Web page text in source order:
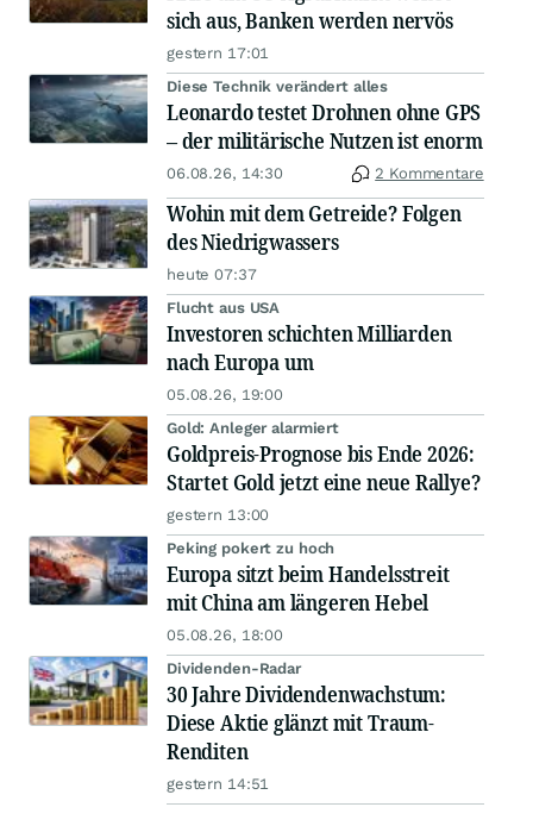
sich aus, Banken werden nervös
gestern 17:01
Diese Technik verändert alles
Leonardo testet Drohnen ohne GPS
– der militärische Nutzen ist enorm
06.08.26, 14:30 2 Kommentare
Wohin mit dem Getreide? Folgen
des Niedrigwassers
heute 07:37
Flucht aus USA
Investoren schichten Milliarden
nach Europa um
05.08.26, 19:00
Gold: Anleger alarmiert
Goldpreis-Prognose bis Ende 2026:
Startet Gold jetzt eine neue Rallye?
gestern 13:00
Peking pokert zu hoch
Europa sitzt beim Handelsstreit
mit China am längeren Hebel
05.08.26, 18:00
Dividenden-Radar
30 Jahre Dividendenwachstum:
Diese Aktie glänzt mit Traum-
Renditen
gestern 14:51